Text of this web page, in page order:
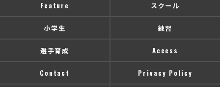
Feature スクール
小学生 練習
選手育成 Access
Contact Privacy Policy